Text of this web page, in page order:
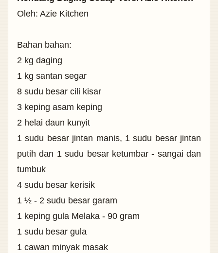
Oleh: Azie Kitchen
Bahan bahan:
2 kg daging
1 kg santan segar
8 sudu besar cili kisar
3 keping asam keping
2 helai daun kunyit
1 sudu besar jintan manis, 1 sudu besar jintan
putih dan 1 sudu besar ketumbar - sangai dan
tumbuk
4 sudu besar kerisik
1 ½ - 2 sudu besar garam
1 keping gula Melaka - 90 gram
1 sudu besar gula
1 cawan minyak masak